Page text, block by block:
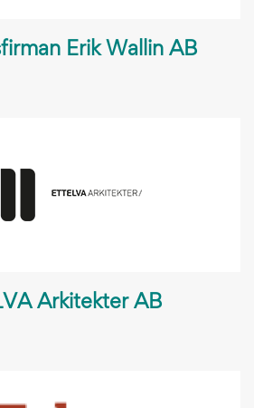
Erik Wallin AB
Arkitekter AB